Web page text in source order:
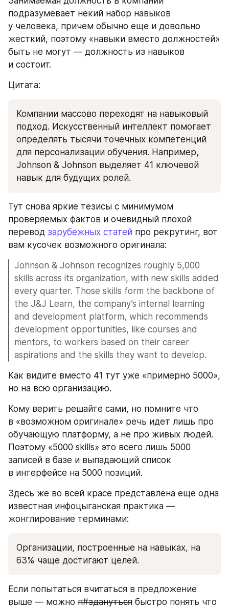
подразумевает некий набор навыков
у человека, причем обычно еще и довольно
жесткий, поэтому «навыки вместо должностей»
быть не могут — должность из навыков
и состоит.
Цитата:
Компании массово переходят на навыковый
подход. Искусственный интеллект помогает
определять тысячи точечных компетенций
для персонализации обучения. Например,
Johnson & Johnson выделяет 41 ключевой
навык для будущих ролей.
Тут снова яркие тезисы с минимумом
проверяемых фактов и очевидный плохой
перевод зарубежных статей про рекрутинг, вот
вам кусочек возможного оригинала:
Johnson & Johnson recognizes roughly 5,000
skills across its organization, with new skills added
every quarter. Those skills form the backbone of
the J&J Learn, the company’s internal learning
and development platform, which recommends
development opportunities, like courses and
mentors, to workers based on their career
aspirations and the skills they want to develop.
Как видите вместо 41 тут уже «примерно 5000»,
но на всю организацию.
Кому верить решайте сами, но помните что
в «возможном оригинале» речь идет лишь про
обучающую платформу, а не про живых людей.
Поэтому «5000 skills» это всего лишь 5000
записей в базе и выпадающий список
в интерфейсе на 5000 позиций.
Здесь же во всей красе представлена еще одна
известная инфоцыганская практика —
жонглирование терминами:
Организации, построенные на навыках, на
63% чаще достигают целей.
Если попытаться вчитаться в предложение
выше — можно п#здануться быстро понять что